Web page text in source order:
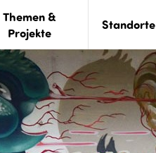
Themen &
Projekte
Standorte